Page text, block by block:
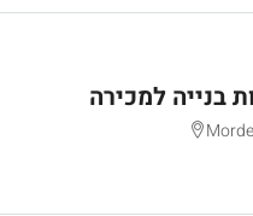
בנייה למכירה